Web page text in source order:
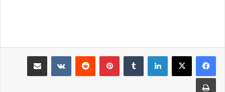
لينكدإن بينتيريست مشاركة عبر البريد
طباعة